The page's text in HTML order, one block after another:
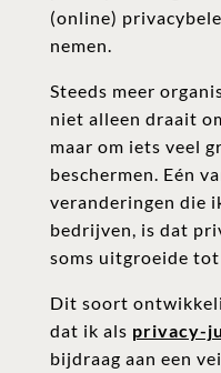
(online)
nemen.
Steeds meer
niet alleen draait
maar om iets veel
beschermen. Eén
veranderingen die
bedrijven, is dat
soms uitgroeide tot
Dit soort
dat ik als privacy-
bijdraag aan een